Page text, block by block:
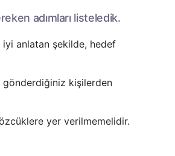
adımları listeledik.
iyi anlatan şekilde, hedef
kişilerden
yer verilmemelidir.